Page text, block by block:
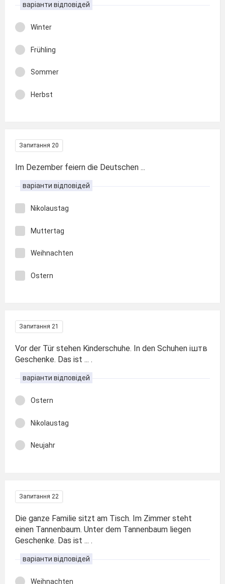
варіанти відповідей
Winter
Frühling
Sommer
Herbst
Запитання 20
Im Dezember feiern die Deutschen ...
варіанти відповідей
Nikolaustag
Muttertag
Weihnachten
Ostern
Запитання 21
Vor der Tür stehen Kinderschuhe. In den Schuhen іштв
Geschenke. Das ist ... .
варіанти відповідей
Ostern
Nikolaustag
Neujahr
Запитання 22
Die ganze Familie sitzt am Tisch. Im Zimmer steht
einen Tannenbaum. Unter dem Tannenbaum liegen
Geschenke. Das ist ... .
варіанти відповідей
Weihnachten